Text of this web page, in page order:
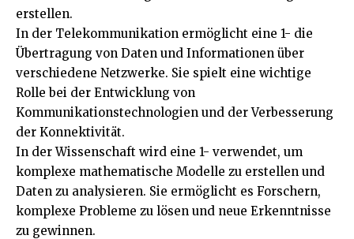
erstellen.
In der Telekommunikation ermöglicht eine 1- die
Übertragung von Daten und Informationen über
verschiedene Netzwerke. Sie spielt eine wichtige
Rolle bei der Entwicklung von
Kommunikationstechnologien und der Verbesserung
der Konnektivität.
In der Wissenschaft wird eine 1- verwendet, um
komplexe mathematische Modelle zu erstellen und
Daten zu analysieren. Sie ermöglicht es Forschern,
komplexe Probleme zu lösen und neue Erkenntnisse
zu gewinnen.